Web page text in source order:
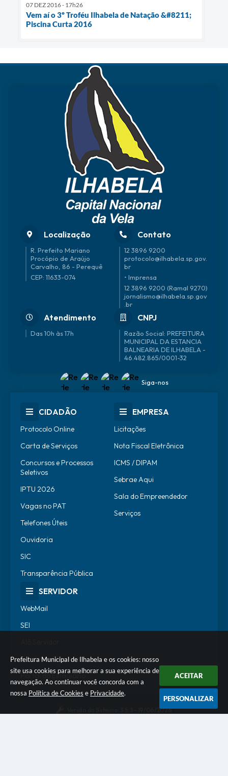
Prefeitura Municipal de Ilhabela e os cookies: nosso
site usa cookies para melhorar a sua experiência de
navegação. Ao continuar você concorda com a
nossa Política de Cookies e Privacidade.
ACEITAR
PERSONALIZAR
07 DEZ 2016 - 17h26
Vem aí o 3º Troféu Ilhabela de Natação &#8211;
Piscina Curta 2016
Localização
R. Prefeito Mariano
Procópio de Araújo
Carvalho, 86 - Perequê
CEP: 11633-074
Contato
12 3896 9200
protocolo@ilhabela.sp.gov.
br
• Imprensa
12 3896 9200 (Ramal 9270)
jornalismo@ilhabela.sp.gov
.br
Atendimento
Das 10h às 17h
CNPJ
46.482.865/0001-32
Siga-nos
CIDADÃO
Protocolo Online
Carta de Serviços
Concursos e Processos
Seletivos
IPTU 2026
Vagas no PAT
Telefones Úteis
Ouvidoria
SIC
Transparência Pública
EMPRESA
Licitações
Nota Fiscal Eletrônica
ICMS / DIPAM
Sebrae Aqui
Sala do Empreendedor
Serviços
SERVIDOR
WebMail
SEI
Escola de Governo
Portal do Estagiário
3.5.3 - 19/06/2026